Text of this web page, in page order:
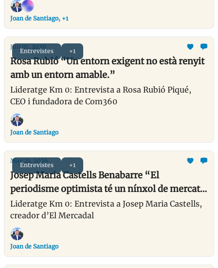
Joan de Santiago, +1
Entrevistes +1
Jun 01, 2026
Rosa Rubió “Un entorn exigent no està renyit
amb un entorn amable.”
Lideratge Km 0: Entrevista a Rosa Rubió Piqué,
CEO i fundadora de Com360
Joan de Santiago
Entrevistes +1
May 21, 2026
Josep Maria Castells Benabarre “El
periodisme optimista té un nínxol de mercat
gran a Catalunya”
Lideratge Km 0: Entrevista a Josep Maria Castells,
creador d’El Mercadal
Joan de Santiago